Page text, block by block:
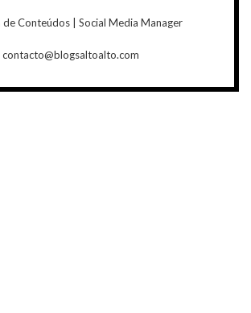
Conteúdos | Social Media Manager
contacto@blogsaltoalto.com